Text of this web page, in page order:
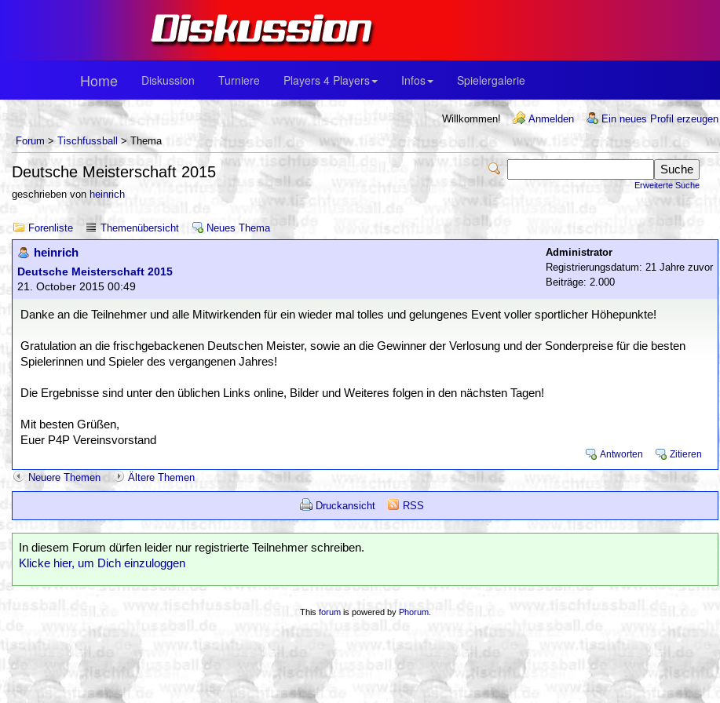
Home Diskussion Turniere Players 4 Players Infos Spielergalerie
Willkommen! Anmelden
Ein neues Profil erzeugen
Forum > Tischfussball > Thema
Erweiterte Suche
Deutsche Meisterschaft 2015
geschrieben von heinrich
Forenliste Themenübersicht Neues Thema
heinrich
Deutsche Meisterschaft 2015
21. October 2015 00:49
Administrator
Registrierungsdatum: 21 Jahre zuvor
Beiträge: 2.000
Danke an die Teilnehmer und alle Mitwirkenden für ein wieder mal tolles und gelungenes Event voller sportlicher Höhepunkte!
Gratulation an die frischgebackenen Deutschen Meister, sowie an die Gewinner der Verlosung und der Sonderpreise für die besten
Spielerinnen und Spieler des vergangenen Jahres!
Die Ergebnisse sind unter den üblichen Links online, Bilder und Weiteres folgen in den nächsten Tagen!
Mit besten Grüßen,
Euer P4P Vereinsvorstand
Antworten Zitieren
Neuere Themen Ältere Themen
Druckansicht RSS
In diesem Forum dürfen leider nur registrierte Teilnehmer schreiben.
Klicke hier, um Dich einzuloggen
This forumis powered by Phorum.